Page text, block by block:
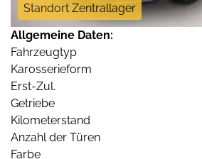
Standort Zentrallager
Allgemeine Daten:
Fahrzeugtyp
Karosserieform
Erst-Zul.
Getriebe
Kilometerstand
Anzahl der Türen
Farbe